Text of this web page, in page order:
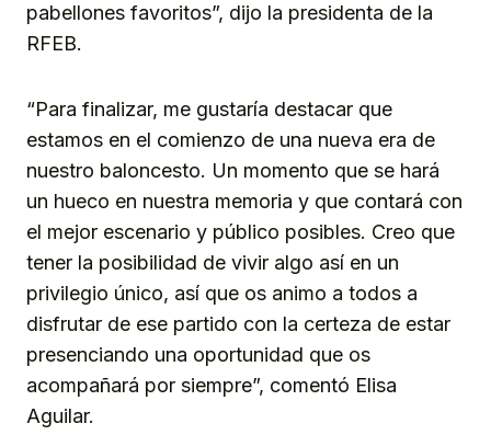
pabellones favoritos”, dijo la presidenta de la
RFEB.
“Para finalizar, me gustaría destacar que
estamos en el comienzo de una nueva era de
nuestro baloncesto. Un momento que se hará
un hueco en nuestra memoria y que contará con
el mejor escenario y público posibles. Creo que
tener la posibilidad de vivir algo así en un
privilegio único, así que os animo a todos a
disfrutar de ese partido con la certeza de estar
presenciando una oportunidad que os
acompañará por siempre”, comentó Elisa
Aguilar.